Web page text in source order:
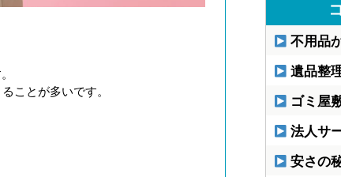
ことが多いです。
不用品
遺品整
ゴミ屋
法人サ
安さの